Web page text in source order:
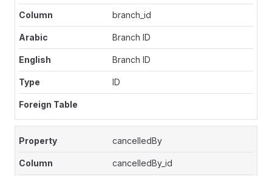
branch_id
Branch ID
Branch ID
ID
cancelledBy
cancelledBy_id